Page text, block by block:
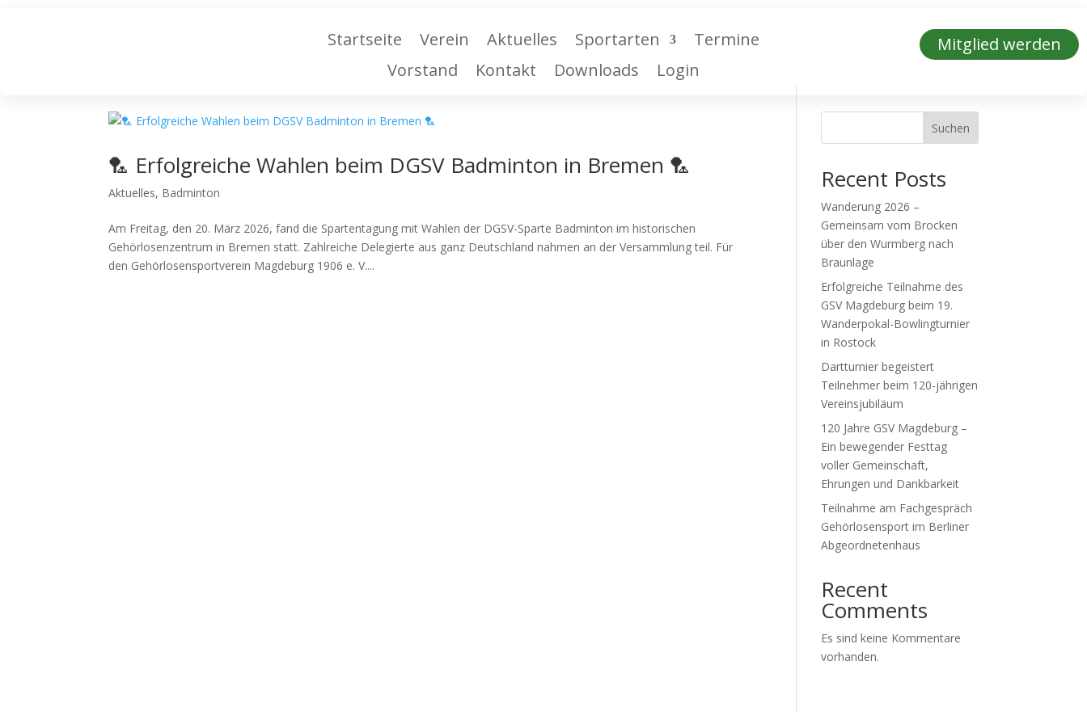
Startseite Verein Aktuelles Sportarten
Termine
Vorstand
Kontakt Downloads Login
Mitglied werden
🏸 Erfolgreiche Wahlen beim DGSV Badminton in Bremen 🏸
Aktuelles, Badminton
Am Freitag, den 20. März 2026, fand die Spartentagung mit Wahlen der DGSV-Sparte Badminton im historischen
Gehörlosenzentrum in Bremen statt. Zahlreiche Delegierte aus ganz Deutschland nahmen an der Versammlung teil. Für
den Gehörlosensportverein Magdeburg 1906 e. V....
Suchen
Recent Posts
Wanderung 2026 –
Gemeinsam vom Brocken
über den Wurmberg nach
Braunlage
Erfolgreiche Teilnahme des
GSV Magdeburg beim 19.
Wanderpokal-Bowlingturnier
in Rostock
Dartturnier begeistert
Teilnehmer beim 120-jährigen
Vereinsjubiläum
120 Jahre GSV Magdeburg –
Ein bewegender Festtag
voller Gemeinschaft,
Ehrungen und Dankbarkeit
Teilnahme am Fachgespräch
Gehörlosensport im Berliner
Abgeordnetenhaus
Recent
Comments
Es sind keine Kommentare
vorhanden.